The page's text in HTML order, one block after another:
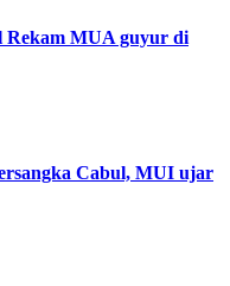
Rekam MUA guyur di
Cabul, MUI ujar